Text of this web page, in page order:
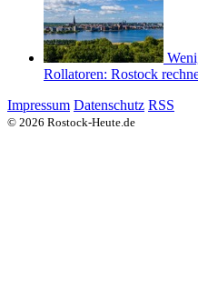
Rollatoren: Rostock
Impressum Datenschutz RSS
© 2026 Rostock-Heute.de